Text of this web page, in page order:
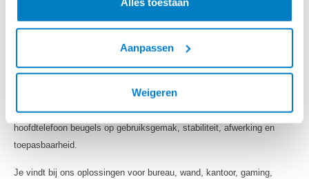
Aanpassen
Weigeren
Bij meerdere werkplekken kan een uniforme headset houder
bovendien zorgen voor een nettere en professionelere uitstraling.
WAAROM HOOFDTELEFOON BEUGELS BIJ
BEUGELSENMEER.NL?
Bij Beugelsenmeer.nl koop je sinds 2005 praktische montage- en
ophangoplossingen voor AV-apparatuur en werkplekken. Wij selecteren
hoofdtelefoon beugels op gebruiksgemak, stabiliteit, afwerking en
toepasbaarheid.
Je vindt bij ons oplossingen voor bureau, wand, kantoor, gaming,